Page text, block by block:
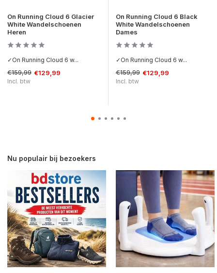
On Running Cloud 6 Glacier
White Wandelschoenen
Heren
✓On Running Cloud 6 w...
€159,99 €129,99
Incl. btw
On Running Cloud 6 Black
White Wandelschoenen
Dames
✓On Running Cloud 6 w...
€159,99 €129,99
Incl. btw
Nu populair bij bezoekers